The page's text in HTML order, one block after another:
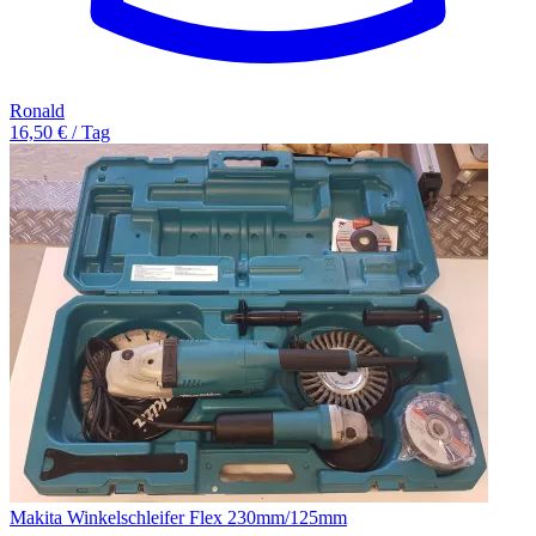
Ronald
16,50 € / Tag
Makita Winkelschleifer Flex 230mm/125mm